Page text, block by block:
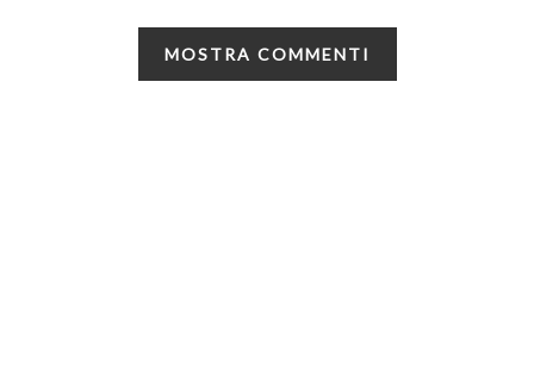
MOSTRA COMMENTI